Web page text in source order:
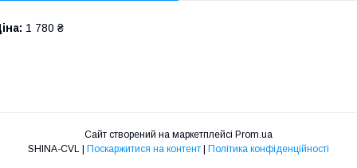
1 780 ₴
Сайт створений на маркетплейсі Prom.ua
SHINA-CVL | Поскаржитися на контент | Політика конфіденційності